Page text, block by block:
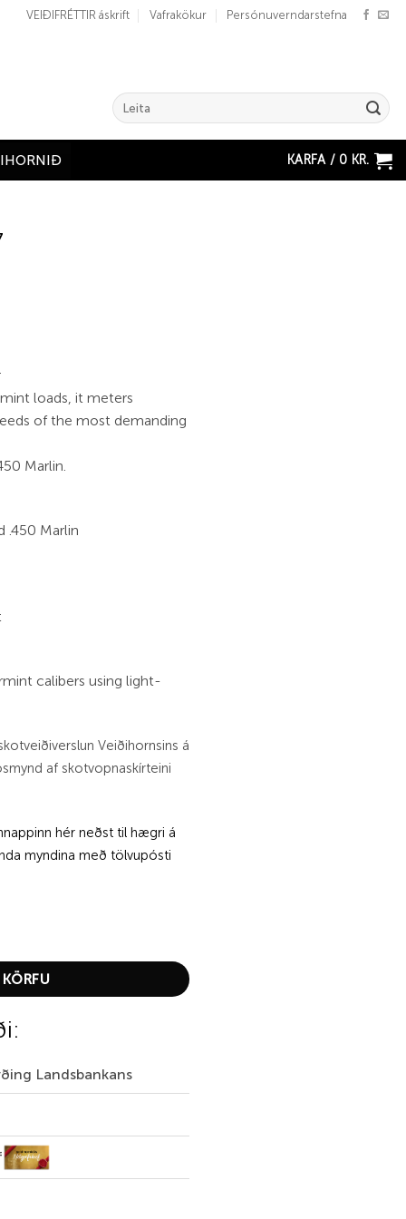
VEIÐIFRÉTTIR áskrift Vafrakökur Persónuverndarstefna
Search
for:
KARFA / 0 KR.
loads, it meters
of the most demanding
Marlin.
.450 Marlin
calibers using light-
Veiðihornsins á
af skotvopnaskírteini
hér neðst til hægri á
myndina með tölvupósti
Landsbankans